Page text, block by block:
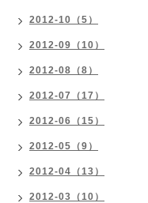
2012-10（5）
2012-09（10）
2012-08（8）
2012-07（17）
2012-06（15）
2012-05（9）
2012-04（13）
2012-03（10）